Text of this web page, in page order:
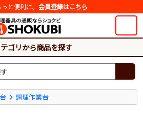
と便利に。 会員登録はこちら
ゴリから商品を探す
調理作業台